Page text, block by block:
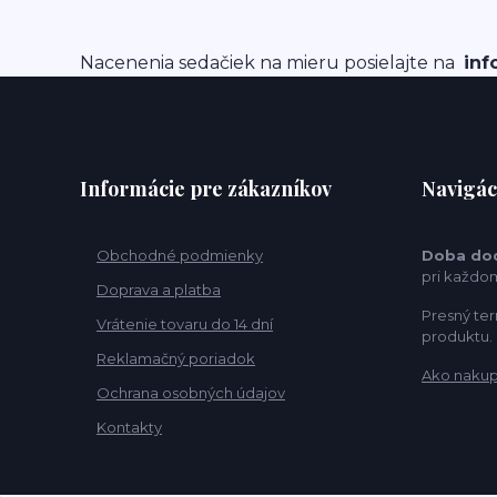
Nacenenia sedačiek na mieru posielajte na
Informácie pre zákazníkov
Obchodné podmienky
Doprava a platba
Vrátenie tovaru do 14 dní
Reklamačný poriadok
Ochrana osobných údajov
Kontakty
Doba
pri
Presný
produktu.
Ako